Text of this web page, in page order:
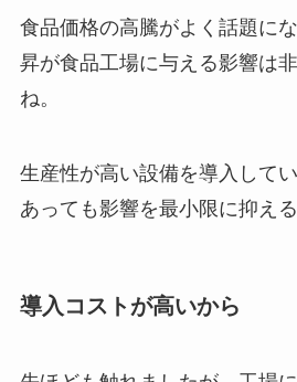
食品価格の高騰がよく話題に
昇が食品工場に与える影響は
ね。
生産性が高い設備を導入して
あっても影響を最小限に抑え
導入コストが高いから